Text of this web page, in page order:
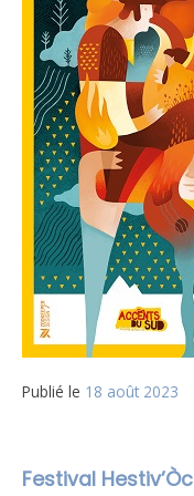
Publié le 18 août 2023
Festival Hestiv’Òc